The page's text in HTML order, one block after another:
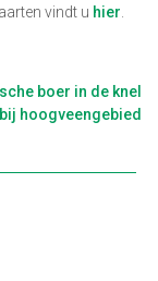
vindt u hier.
boer in de knel
hoogveengebied